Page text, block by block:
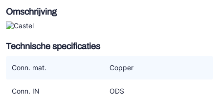
Omschrijving
Technische specificaties
Conn. mat. Copper
Conn. IN ODS